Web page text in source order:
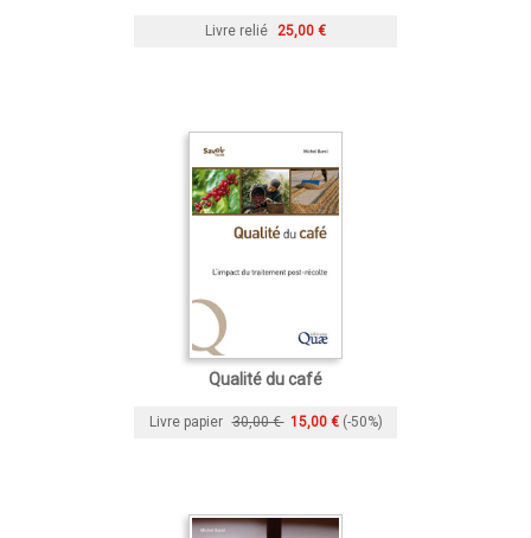
Livre relié 25,00 €
Qualité du café
Livre papier 30,00 € 15,00 € (-50%)